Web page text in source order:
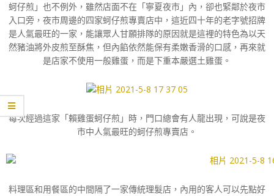
蚵仔煎」也不例外，雖然店面不在「寧夏夜市」內，卻也緊鄰於夜市
入口旁，夜市周邊的四家蚵仔煎專賣店中，這近四十年的老字號招牌
是人氣最旺的一家，能讓眾人甘願排隊的原因就是這裡的特色為以天
然豬油將外皮煎至酥焦，但內餡依然能保有柔嫩香滑的口感，再來就
是店家不使用一般雞蛋，而是下重本嚴選土雞蛋。
每次經過這家「賴雞蛋蚵仔煎」時，門口總會有人龍出現，可說是夜
市中人氣最旺的蚵仔煎專賣店。
料理區和用餐區的中間隔了一家傳統理髮店，內用的客人可以先點好